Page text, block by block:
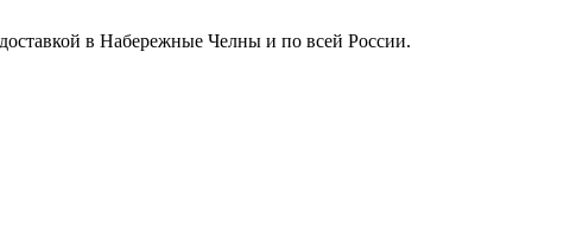
в Набережные Челны и по всей России.